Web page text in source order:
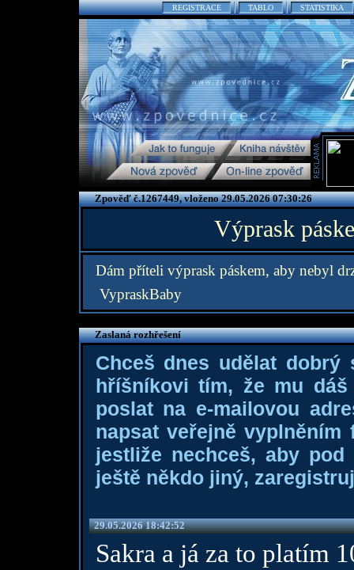
REGISTRACE TABLO STATISTIKA
Zpověď č.1267449, vloženo 29.05.2026 07:30:26
Výprask
Dám příteli výprask páskem, aby nebyl
VypraskBaby
Zaslaná rozhřešení
Chceš dnes udělat dobrý
hříšníkovi tím, že mu
poslat na e-mailovou
napsat veřejně
jestliže nechceš, aby
ještě někdo jiný,
29.05.2026 18:42:52
Sakra a já za to platím